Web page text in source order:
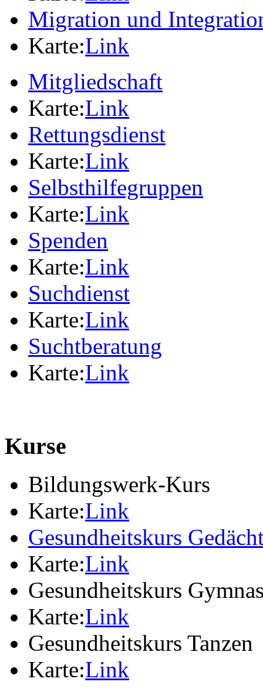
Migration und
Karte:Link
Mitgliedschaft
Karte:Link
Rettungsdienst
Karte:Link
Selbsthilfegruppen
Karte:Link
Spenden
Karte:Link
Suchdienst
Karte:Link
Suchtberatung
Karte:Link
Kurse
Bildungswerk-Kurs
Karte:Link
Gesundheitskurs
Karte:Link
Gesundheitskurs
Karte:Link
Gesundheitskurs Tanzen
Karte:Link